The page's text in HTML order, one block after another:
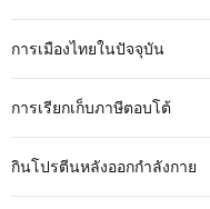
การเมืองไทยในปัจจุบัน
การเรียกเก็บภาษีตอบโต้
กินโปรตีนหลังออกกำลังกาย